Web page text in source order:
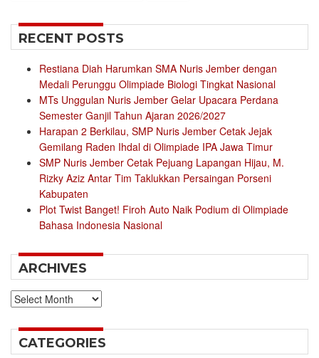
for:
RECENT POSTS
Restiana Diah Harumkan SMA Nuris Jember dengan
Medali Perunggu Olimpiade Biologi Tingkat Nasional
MTs Unggulan Nuris Jember Gelar Upacara Perdana
Semester Ganjil Tahun Ajaran 2026/2027
Harapan 2 Berkilau, SMP Nuris Jember Cetak Jejak
Gemilang Raden Ihdal di Olimpiade IPA Jawa Timur
SMP Nuris Jember Cetak Pejuang Lapangan Hijau, M.
Rizky Aziz Antar Tim Taklukkan Persaingan Porseni
Kabupaten
Plot Twist Banget! Firoh Auto Naik Podium di Olimpiade
Bahasa Indonesia Nasional
ARCHIVES
Archives
CATEGORIES